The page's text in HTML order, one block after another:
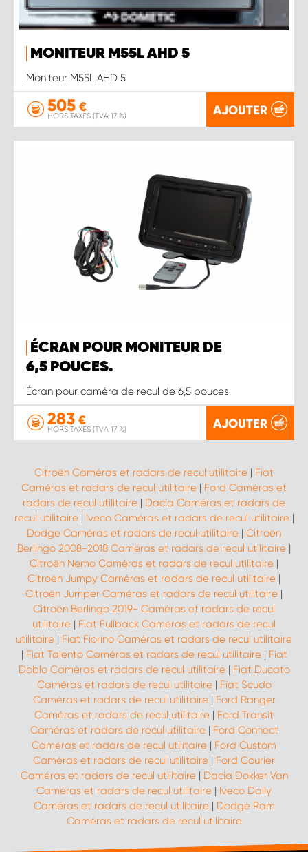
MONITEUR M55L AHD 5
Moniteur M55L AHD 5
505 €
HORS TAXES (TVA 17 %) AJOUTER
ÉCRAN POUR MONITEUR DE
6,5 POUCES.
Écran pour caméra de recul de 6,5 pouces.
283 €
HORS TAXES (TVA 17 %) AJOUTER
Citroën Caméras et radars de recul utilitaire | Fiat
Caméras et radars de recul utilitaire | Ford Caméras et
radars de recul utilitaire | Dacia Caméras et radars de
recul utilitaire| Iveco Caméras et radars de recul utilitaire|
Dodge Caméras et radars de recul utilitaire | Citroën
Berlingo 2008-2018 Caméras et radars de recul utilitaire |
Citroën Nemo Caméras et radars de recul utilitaire |
Citroën Jumpy Caméras et radars de recul utilitaire |
Citroën Jumper Caméras et radars de recul utilitaire |
Citroën Berlingo 2019- Caméras et radars de recul
utilitaire | Fiat Fullback Caméras et radars de recul
utilitaire | Fiat Fiorino Caméras et radars de recul utilitaire
| Fiat Talento Caméras et radars de recul utilitaire| Fiat
Doblo Caméras et radars de recul utilitaire| Fiat Ducato
Caméras et radars de recul utilitaire| Fiat Scudo
Caméras et radars de recul utilitaire| Ford Ranger
Caméras et radars de recul utilitaire | Ford Transit
Caméras et radars de recul utilitaire| Ford Connect
Caméras et radars de recul utilitaire | Ford Custom
Caméras et radars de recul utilitaire | Ford Courier
Caméras et radars de recul utilitaire| Dacia Dokker Van
Caméras et radars de recul utilitaire | Iveco Daily
Caméras et radars de recul utilitaire| Dodge Ram
Caméras et radars de recul utilitaire